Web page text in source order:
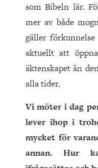
som Bibeln lär.
mer av både
gäller
aktuellt att
äktenskapet än
alla tider.
Vi möter i dag
lever ihop i
mycket för
annan. Hur